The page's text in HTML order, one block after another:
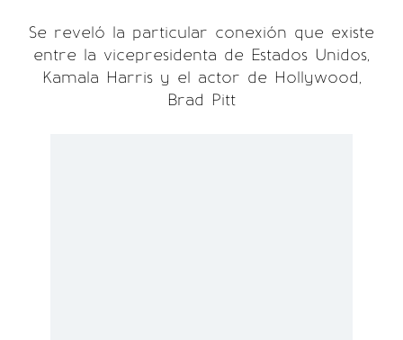
Se reveló la particular conexión que existe
entre la vicepresidenta de Estados Unidos,
Kamala Harris y el actor de Hollywood,
Brad Pitt